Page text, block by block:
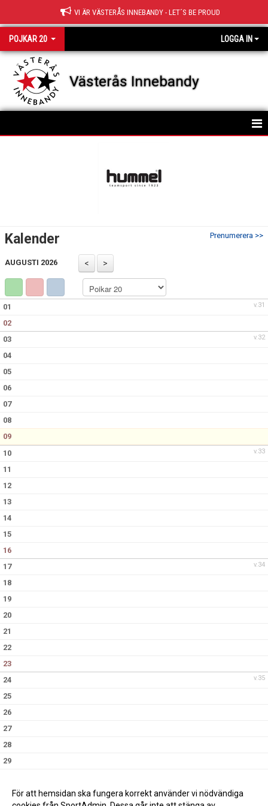
VI ÄR VÄSTERÅS INNEBANDY - LET´S BE PROUD
POJKAR 20 LOGGA IN
Västerås Innebandy
DOKUMENT
ANMÄL DIG HÄR
Prenumerera >>
Kalender
AUGUSTI 2026
v.31
01
02
v.32
03
04
05
06
07
08
09
v.33
10
11
12
13
14
15
16
v.34
17
18
19
20
21
22
23
v.35
24
25
26
27
28
29
För att hemsidan ska fungera korrekt använder vi nödvändiga